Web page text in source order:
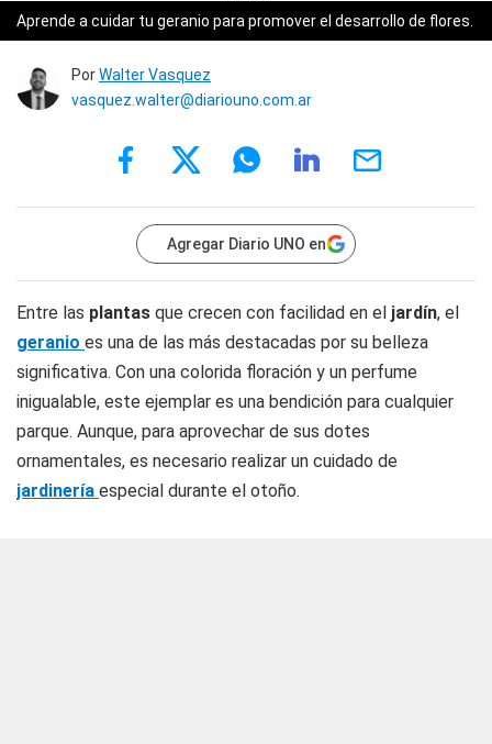
Aprende a cuidar tu geranio para promover el desarrollo de flores.
PorWalter Vasquez
vasquez.walter@diariouno.com.ar
Agregar Diario UNO en
Entre las plantas que crecen con facilidad en el jardín, el
geranio es una de las más destacadas por su belleza
significativa. Con una colorida floración y un perfume
inigualable, este ejemplar es una bendición para cualquier
parque. Aunque, para aprovechar de sus dotes
ornamentales, es necesario realizar un cuidado de
jardinería especial durante el otoño.